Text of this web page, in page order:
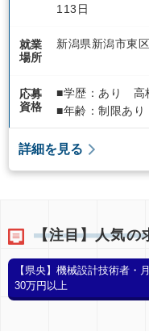
113日
就業
場所
新潟県新潟市東
応募
資格
■学歴：あり 高
■年齢：制限あり
詳細を見る
【注目】人気の
【県央】機械設計技術者・
30万円以上